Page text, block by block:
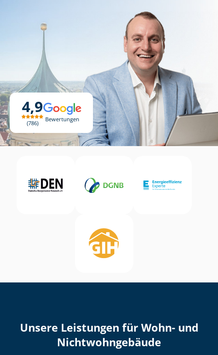
4,9
786
Bewertungen
Unsere Leistungen für Wohn- und
Nicht­wohn­ge­bäu­de